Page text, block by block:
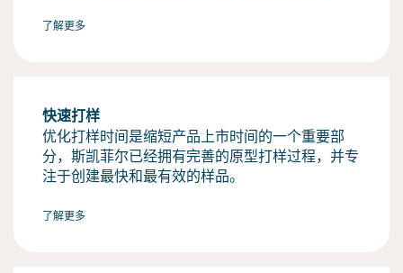
了解更多
快速打样
优化打样时间是缩短产品上市时间的一个重要部
分，斯凯菲尔已经拥有完善的原型打样过程，并专
注于创建最快和最有效的样品。
了解更多